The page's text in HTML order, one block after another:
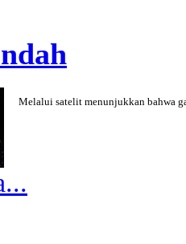
Melalui satelit menunjukkan bahwa